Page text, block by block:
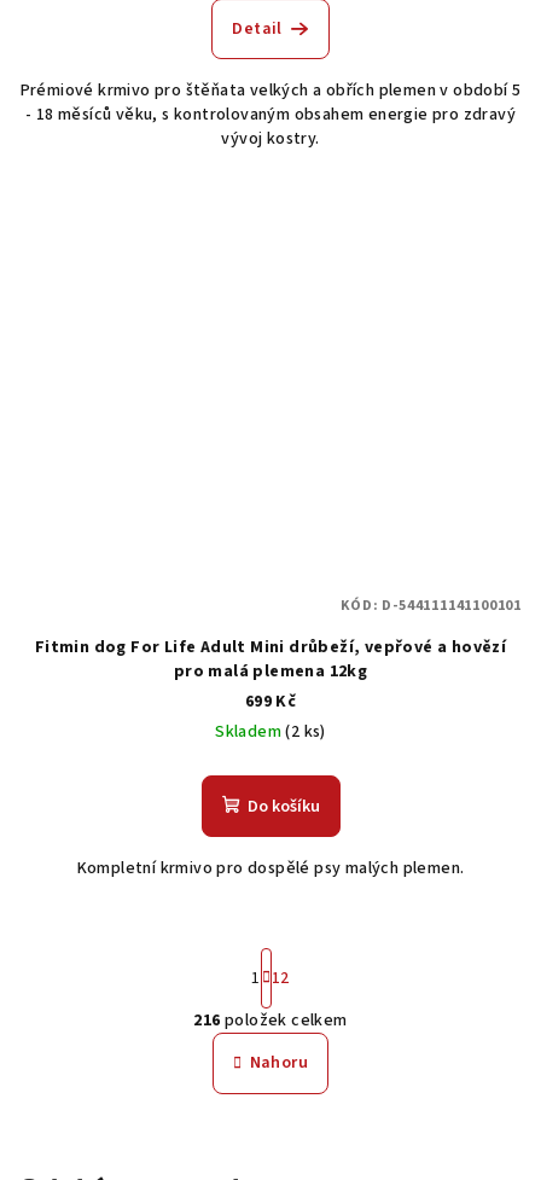
Detail
Prémiové krmivo pro štěňata velkých a obřích plemen v období 5
- 18 měsíců věku, s kontrolovaným obsahem energie pro zdravý
vývoj kostry.
Fitmin dog For Life Adult Mini drůbeží, vepřové a hovězí
pro malá plemena 12kg
699 Kč
Skladem(2 ks)
Do košíku
Kompletní krmivo pro dospělé psy malých plemen.
KÓD: D-544111141100101
O
v
l
S
t
r
á
n
k
o
1 12
216 položek celkem
Nahoru